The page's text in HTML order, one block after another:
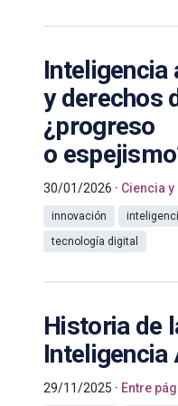
y derechos
¿progreso
o
30/01/2026 Ciencia y
innovación
tecnología digital
Historia de
29/11/2025 Entre